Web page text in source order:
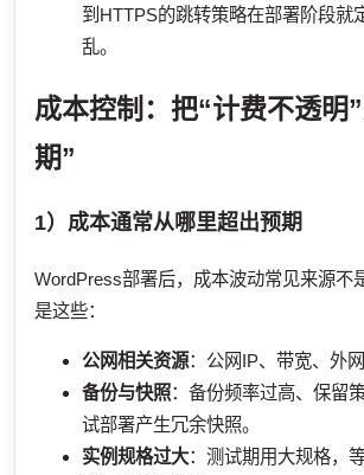
到HTTPS的跳转策略在部署阶段就
乱。
成本控制：把“计费不透明
期”
1）成本通常从哪里超出预期
WordPress部署后，成本波动常见来源不
是这些：
公网相关资源：公网IP、带宽、外
备份与快照：备份频率过高、保留
试部署产生冗余快照。
实例规格过大：测试期用大规格，